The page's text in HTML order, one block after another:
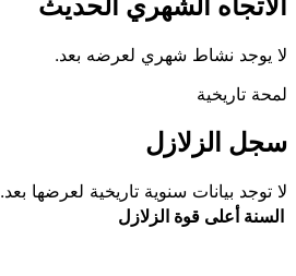
الاتجاه الشهري الحديث
لا يوجد نشاط شهري لعرضه بعد.
لمحة تاريخية
سجل الزلازل
لا توجد بيانات سنوية تاريخية لعرضها بعد.
السنة أعلى قوة الزلازل